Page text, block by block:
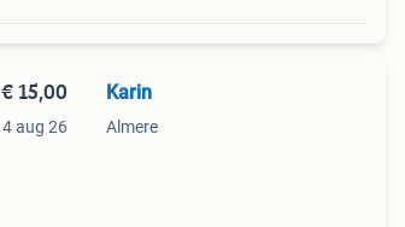
€ 15,00
4 aug 26
Karin
Almere